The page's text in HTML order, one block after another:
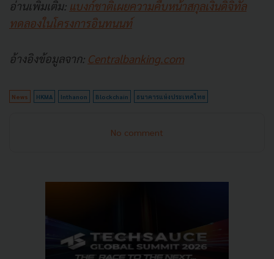
อ่านเพิ่มเติม: แบงก์ชาติเผยความคืบหน้าสกุลเงินดิจิทัล
ทดลองในโครงการอินทนนท์
อ้างอิงข้อมูลจาก: Centralbanking.com
News HKMA Inthanon Blockchain ธนาคารแห่งประเทศไทย
No comment